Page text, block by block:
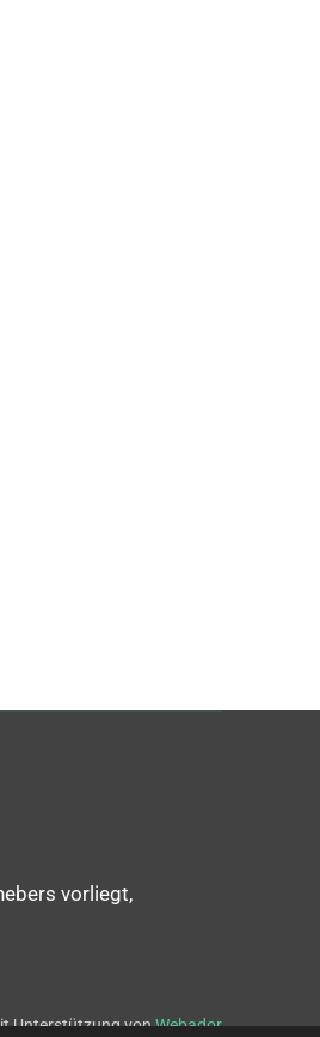
vorliegt,
Unterstützung vonWebador